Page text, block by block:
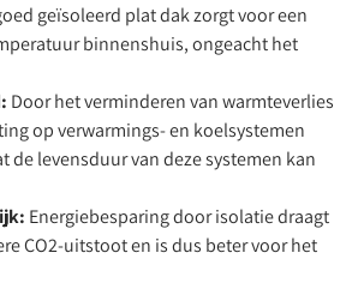
geïsoleerd plat dak zorgt voor een
binnenshuis, ongeacht het
Door het verminderen van warmteverlies
op verwarmings- en koelsystemen
de levensduur van deze systemen kan
Energiebesparing door isolatie draagt
CO2-uitstoot en is dus beter voor het